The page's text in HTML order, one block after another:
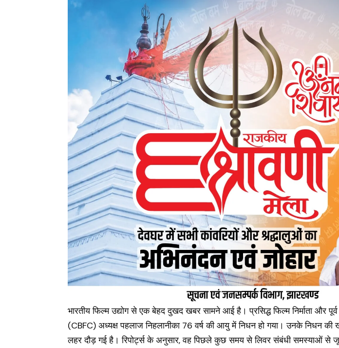
भारतीय फिल्म उद्योग से एक बेहद दुखद खबर सामने आई है। प्रसिद्ध फिल्म निर्माता और
(CBFC) अध्यक्ष पहलाज निहलानीका 76 वर्ष की आयु में निधन हो गया। उनके निधन
लहर दौड़ गई है। रिपोर्ट्स के अनुसार, वह पिछले कुछ समय से लिवर संबंधी समस्याओं से